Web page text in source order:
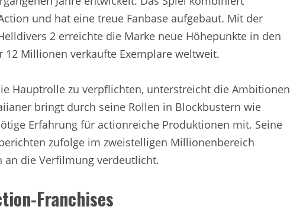
und hat eine treue Fanbase aufgebaut. Mit der
2 erreichte die Marke neue Höhepunkte in den
12 Millionen verkaufte Exemplare weltweit.
Hauptrolle zu verpflichten, unterstreicht die Ambitionen
bringt durch seine Rollen in Blockbustern wie
Erfahrung für actionreiche Produktionen mit. Seine
zufolge im zweistelligen Millionenbereich
an die Verfilmung verdeutlicht.
Franchises